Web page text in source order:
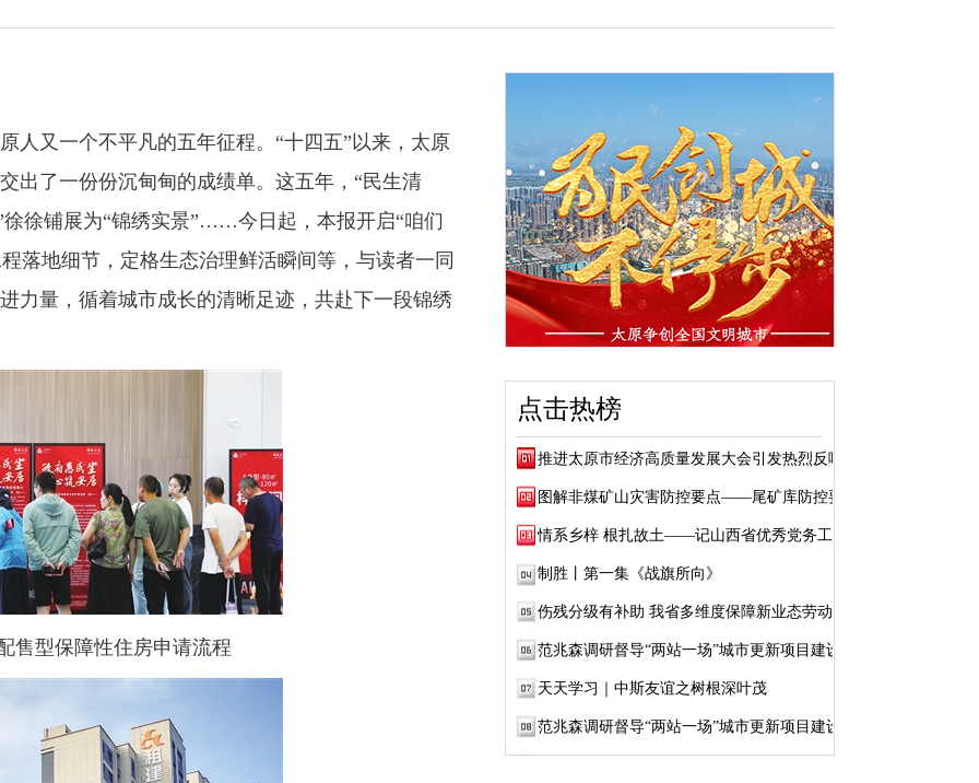
又一个不平凡的五年征程。“十四五”以来，太原
出了一份份沉甸甸的成绩单。这五年，“民生清
徐徐铺展为“锦绣实景”……今日起，本报开启“咱们
落地细节，定格生态治理鲜活瞬间等，与读者一同
力量，循着城市成长的清晰足迹，共赴下一段锦绣
售型保障性住房申请流程
点击热榜
推进太原市经济高质量发展大会引发热烈反响
图解非煤矿山灾害防控要点——尾矿库防控要点
情系乡梓 根扎故土——记山西省优秀党务工作...
制胜丨第一集《战旗所向》
伤残分级有补助 我省多维度保障新业态劳动者...
范兆森调研督导“两站一场”城市更新项目建设
天天学习｜中斯友谊之树根深叶茂
范兆森调研督导“两站一场”城市更新项目建设